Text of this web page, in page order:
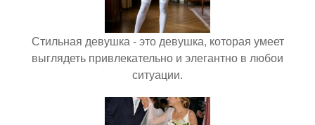
Стильная девушка - это девушка, которая умеет
выглядеть привлекательно и элегантно в любои
ситуации.